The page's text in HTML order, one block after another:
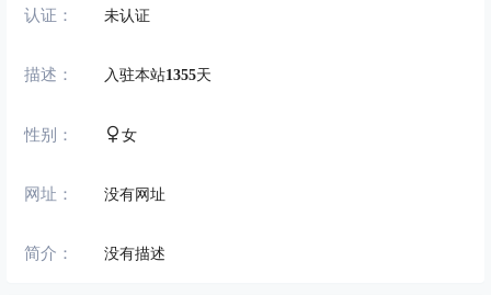
认证： 未认证
描述： 入驻本站1355天
性别： 女
网址： 没有网址
简介： 没有描述